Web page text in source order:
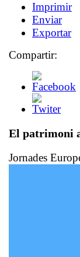
Imprimir
Enviar
Exportar
Compartir:
El patrimoni
Jornades